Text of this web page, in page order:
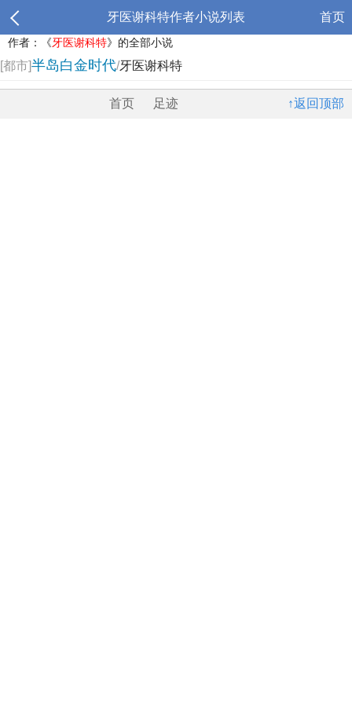
牙医谢科特作者小说列表 首页
作者：《牙医谢科特》的全部小说
[都市]半岛白金时代/牙医谢科特
↑返回顶部
首页 足迹